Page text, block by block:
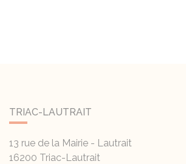
TRIAC-LAUTRAIT
13 rue de la Mairie - Lautrait
16200 Triac-Lautrait